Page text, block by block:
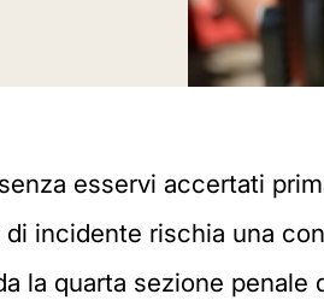
esservi accertati
incidente rischia una
la quarta sezione penale